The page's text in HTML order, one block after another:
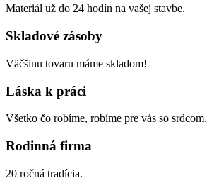
Materiál už do 24 hodín na vašej stavbe.
Skladové zásoby
Väčšinu tovaru máme skladom!
Láska k práci
Všetko čo robíme, robíme pre vás so srdcom.
Rodinná firma
20 ročná tradícia.